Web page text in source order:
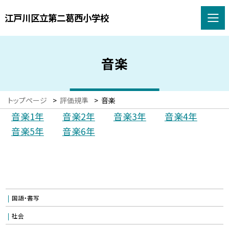
江戸川区立第二葛西小学校
音楽
トップページ > 評価規準 > 音楽
音楽1年 音楽2年 音楽3年
音楽4年
音楽5年
音楽6年
国語・書写
社会